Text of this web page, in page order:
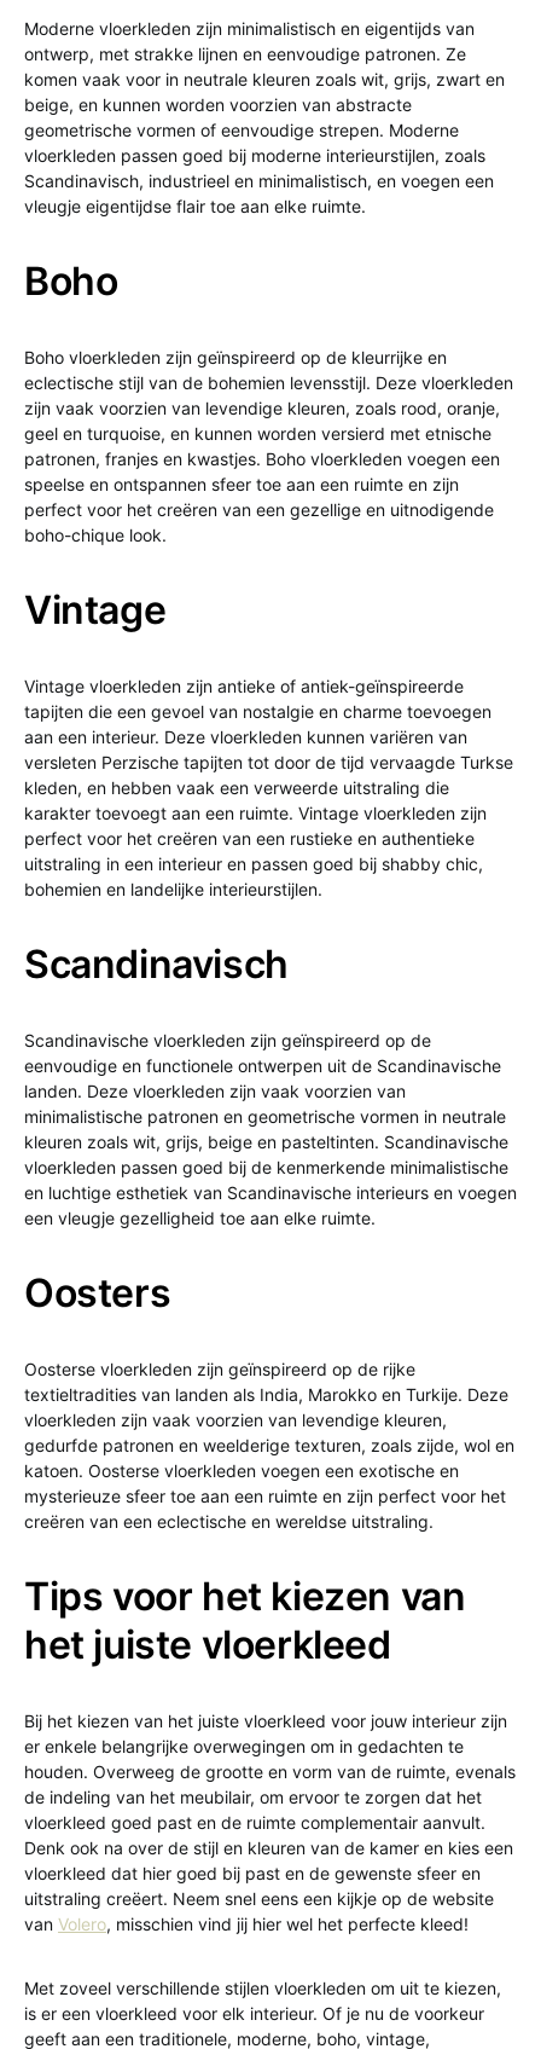
Moderne vloerkleden zijn minimalistisch en eigentijds van
ontwerp, met strakke lijnen en eenvoudige patronen. Ze
komen vaak voor in neutrale kleuren zoals wit, grijs, zwart en
beige, en kunnen worden voorzien van abstracte
geometrische vormen of eenvoudige strepen. Moderne
vloerkleden passen goed bij moderne interieurstijlen, zoals
Scandinavisch, industrieel en minimalistisch, en voegen een
vleugje eigentijdse flair toe aan elke ruimte.
Boho
Boho vloerkleden zijn geïnspireerd op de kleurrijke en
eclectische stijl van de bohemien levensstijl. Deze vloerkleden
zijn vaak voorzien van levendige kleuren, zoals rood, oranje,
geel en turquoise, en kunnen worden versierd met etnische
patronen, franjes en kwastjes. Boho vloerkleden voegen een
speelse en ontspannen sfeer toe aan een ruimte en zijn
perfect voor het creëren van een gezellige en uitnodigende
boho-chique look.
Vintage
Vintage vloerkleden zijn antieke of antiek-geïnspireerde
tapijten die een gevoel van nostalgie en charme toevoegen
aan een interieur. Deze vloerkleden kunnen variëren van
versleten Perzische tapijten tot door de tijd vervaagde Turkse
kleden, en hebben vaak een verweerde uitstraling die
karakter toevoegt aan een ruimte. Vintage vloerkleden zijn
perfect voor het creëren van een rustieke en authentieke
uitstraling in een interieur en passen goed bij shabby chic,
bohemien en landelijke interieurstijlen.
Scandinavisch
Scandinavische vloerkleden zijn geïnspireerd op de
eenvoudige en functionele ontwerpen uit de Scandinavische
landen. Deze vloerkleden zijn vaak voorzien van
minimalistische patronen en geometrische vormen in neutrale
kleuren zoals wit, grijs, beige en pasteltinten. Scandinavische
vloerkleden passen goed bij de kenmerkende minimalistische
en luchtige esthetiek van Scandinavische interieurs en voegen
een vleugje gezelligheid toe aan elke ruimte.
Oosters
Oosterse vloerkleden zijn geïnspireerd op de rijke
textieltradities van landen als India, Marokko en Turkije. Deze
vloerkleden zijn vaak voorzien van levendige kleuren,
gedurfde patronen en weelderige texturen, zoals zijde, wol en
katoen. Oosterse vloerkleden voegen een exotische en
mysterieuze sfeer toe aan een ruimte en zijn perfect voor het
creëren van een eclectische en wereldse uitstraling.
Tips voor het kiezen van
het juiste vloerkleed
Bij het kiezen van het juiste vloerkleed voor jouw interieur zijn
er enkele belangrijke overwegingen om in gedachten te
houden. Overweeg de grootte en vorm van de ruimte, evenals
de indeling van het meubilair, om ervoor te zorgen dat het
vloerkleed goed past en de ruimte complementair aanvult.
Denk ook na over de stijl en kleuren van de kamer en kies een
vloerkleed dat hier goed bij past en de gewenste sfeer en
uitstraling creëert. Neem snel eens een kijkje op de website
van Volero, misschien vind jij hier wel het perfecte kleed!
Met zoveel verschillende stijlen vloerkleden om uit te kiezen,
is er een vloerkleed voor elk interieur. Of je nu de voorkeur
geeft aan een traditionele, moderne, boho, vintage,